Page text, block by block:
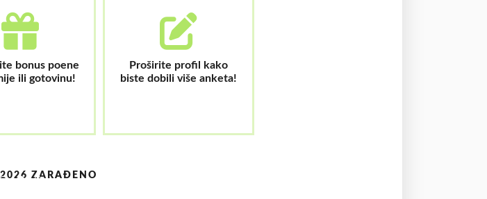
bonus poene
ili gotovinu!
Proširite profil kako
biste dobili više anketa!
ZARAĐENO